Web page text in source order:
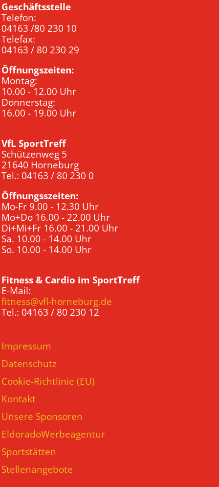
Geschäftsstelle
Telefon:
04163 /80 230 10
Telefax:
04163 / 80 230 29
Öffnungszeiten:
Montag:
10.00 - 12.00 Uhr
Donnerstag:
16.00 - 19.00 Uhr
VfL SportTreff
Schützenweg 5
21640 Horneburg
Tel.: 04163 / 80 230 0
Öffnungsszeiten:
Mo-Fr 9.00 - 12.30 Uhr
Mo+Do 16.00 - 22.00 Uhr
Di+Mi+Fr 16.00 - 21.00 Uhr
Sa. 10.00 - 14.00 Uhr
So. 10.00 - 14.00 Uhr
Fitness & Cardio im SportTreff
E-Mail:
fitness@vfl-horneburg.de
Tel.: 04163 / 80 230 12
Impressum
Datenschutz
Cookie-Richtlinie (EU)
Kontakt
Unsere Sponsoren
EldoradoWerbeagentur
Sportstätten
Stellenangebote